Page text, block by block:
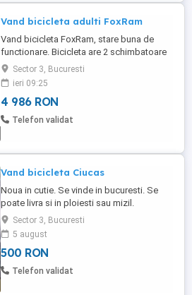
Vand bicicleta adulti FoxRam
Vand bicicleta FoxRam, stare buna de
functionare. Bicicleta are 2 schimbatoare
de viteza, cauciucuri latime normala, profil
adanc, Poate fi vizionata si ridicata in
Sector 3.
Sector 3, Bucuresti
ieri 09:25
4 986 RON
Telefon validat
Vand bicicleta Ciucas
Noua in cutie. Se vinde in bucuresti. Se
poate livra si in ploiesti sau mizil.
Sector 3, Bucuresti
5 august
500 RON
Telefon validat